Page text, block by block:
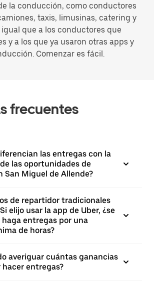
la conducción, como conductores
taxis, limusinas, catering y
que a los conductores que
y a los que ya usaron otras apps y
Comenzar es fácil.
frecuentes
las entregas con la
las oportunidades de
San Miguel de Allende?
de repartidor tradicionales
elijo usar la app de Uber, ¿se
entregas por una
de horas?
averiguar cuántas ganancias
entregas?